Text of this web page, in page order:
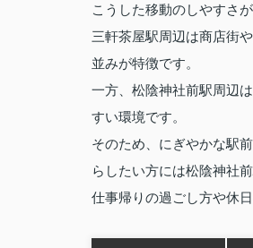
こうした移動のしやすさ
三軒茶屋駅周辺は商店街
並みが特徴です。
一方、松陰神社前駅周辺
すい環境です。
そのため、にぎやかな駅
らしたい方には松陰神社
仕事帰りの過ごし方や休